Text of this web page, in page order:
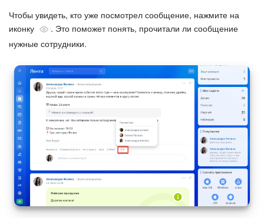
Чтобы увидеть, кто уже посмотрел сообщение, нажмите на
иконку
. Это поможет понять, прочитали ли сообщение
нужные сотрудники.